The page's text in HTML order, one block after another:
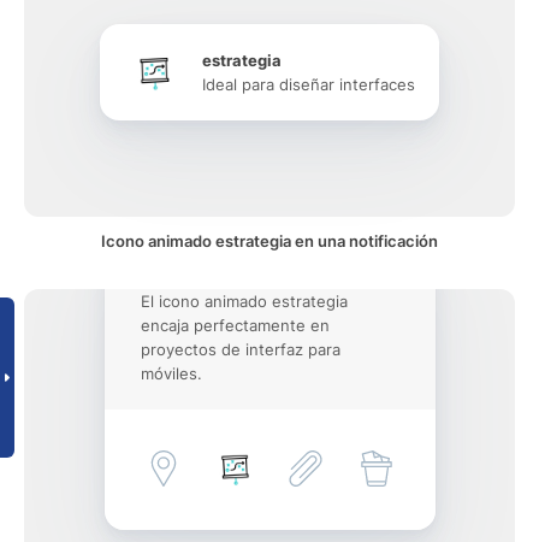
estrategia
Ideal para diseñar interfaces
Icono animado estrategia en una notificación
El icono animado estrategia
encaja perfectamente en
proyectos de interfaz para
móviles.